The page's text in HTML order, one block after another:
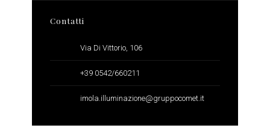
Contatti
Via Di Vittorio, 106
+39 0542/660211
imola.illuminazione@gruppocomet.it